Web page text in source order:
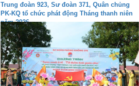
Trung đoàn 923, Sư đoàn 371, Quân chủng
PK-KQ tổ chức phát động Tháng thanh niên
năm 2026